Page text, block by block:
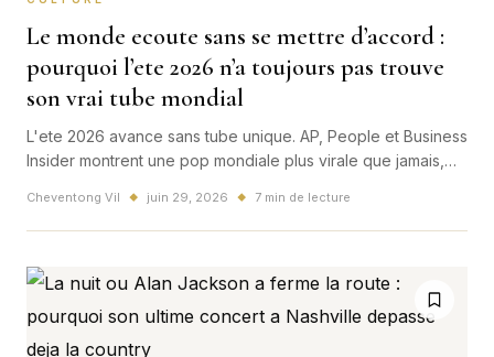
Le monde ecoute sans se mettre d’accord :
pourquoi l’ete 2026 n’a toujours pas trouve
son vrai tube mondial
L'ete 2026 avance sans tube unique. AP, People et Business
Insider montrent une pop mondiale plus virale que jamais,
Cheventong Vil ◆ juin 29, 2026 ◆ 7 min de lecture